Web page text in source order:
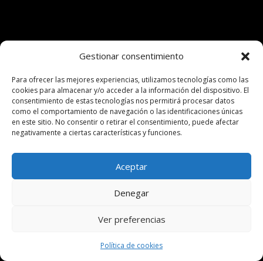
Gestionar consentimiento
Para ofrecer las mejores experiencias, utilizamos tecnologías como las
cookies para almacenar y/o acceder a la información del dispositivo. El
consentimiento de estas tecnologías nos permitirá procesar datos
como el comportamiento de navegación o las identificaciones únicas
en este sitio. No consentir o retirar el consentimiento, puede afectar
negativamente a ciertas características y funciones.
Aceptar
Denegar
Ver preferencias
Política de cookies